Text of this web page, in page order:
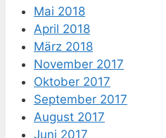
Mai 2018
April 2018
März 2018
November 2017
Oktober 2017
September 2017
August 2017
Juni 2017